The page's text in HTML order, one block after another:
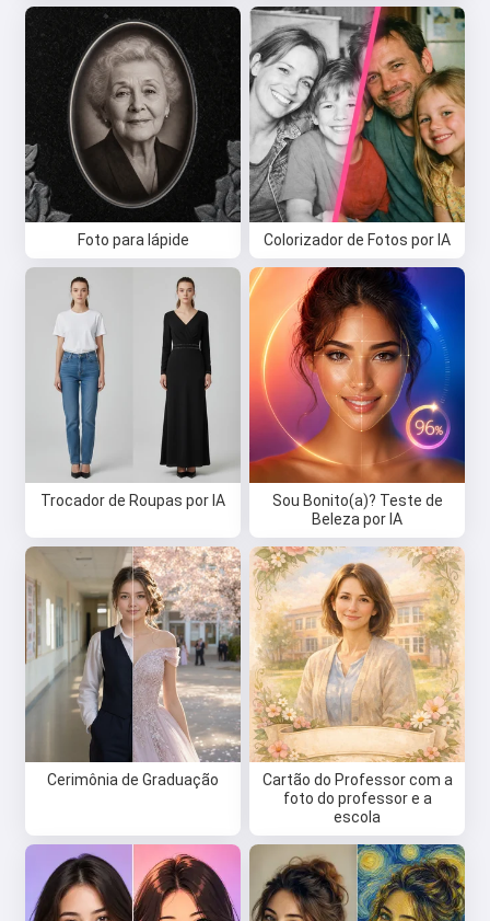
Foto para lápide Colorizador de Fotos por IA
Trocador de Roupas por IA
Sou Bonito(a)? Teste de
Beleza por IA
Cerimônia de Graduação
Cartão do Professor com a
foto do professor e a
escola